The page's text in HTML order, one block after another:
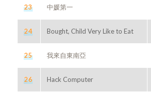
23 中媛第一
24 Bought, Child Very Like to Eat
25 我來自東南亞
26 Hack Computer